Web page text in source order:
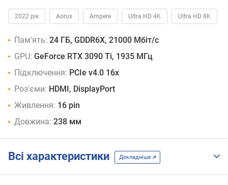
2022 рік Aorus Ampere Ultra HD 4K Ultra HD 8K
Пам'ять: 24 ГБ, GDDR6X, 21000 Мбіт/с
GPU: GeForce RTX 3090 Ti, 1935 МГц
Підключення: PCIe v4.0 16x
Роз'єми: HDMI, DisplayPort
Живлення: 16 pin
Довжина: 238 мм
Всі характеристики Докладніше